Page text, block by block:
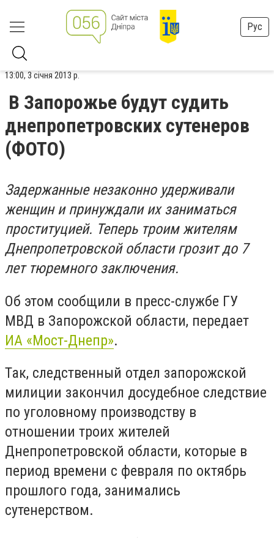
Рус
13:00, 3 січня 2013 р.
В Запорожье будут судить
днепропетровских сутенеров
(ФОТО)
Задержанные незаконно удерживали
женщин и принуждали их заниматься
проституцией. Теперь троим жителям
Днепропетровской области грозит до 7
лет тюремного заключения.
Об этом сообщили в пресс-службе ГУ
МВД в Запорожской области, передает
ИА «Мост-Днепр».
Так, следственный отдел запорожской
милиции закончил досудебное следствие
по уголовному производству в
отношении троих жителей
Днепропетровской области, которые в
период времени с февраля по октябрь
прошлого года, занимались
сутенерством.